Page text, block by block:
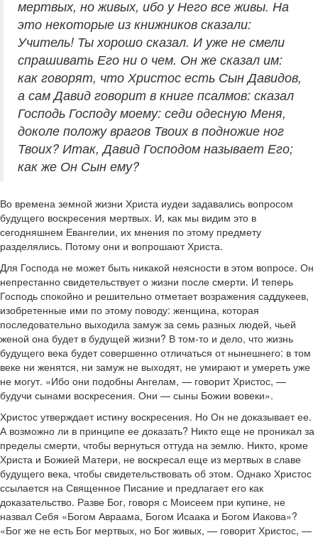
мертвых, но живых, ибо у Него все живы. На
это некоторые из книжников сказали:
Учитель! Ты хорошо сказал. И уже не смели
спрашивать Его ни о чем. Он же сказал им:
как говорят, что Христос есть Сын Давидов,
а сам Давид говорит в книге псалмов: сказал
Господь Господу моему: седи одесную Меня,
доколе положу врагов Твоих в подножие ног
Твоих? Итак, Давид Господом называет Его;
как же Он Сын ему?
Во времена земной жизни Христа иудеи задавались вопросом
будущего воскресения мертвых. И, как мы видим это в
сегодняшнем Евангелии, их мнения по этому предмету
разделялись. Потому они и вопрошают Христа.
Для Господа не может быть никакой неясности в этом вопросе. Он
непрестанно свидетельствует о жизни после смерти. И теперь
Господь спокойно и решительно отметает возражения саддукеев,
изобретенные ими по этому поводу: женщина, которая
последовательно выходила замуж за семь разных людей, чьей
женой она будет в будущей жизни? В том-то и дело, что жизнь
будущего века будет совершенно отличаться от нынешнего: в том
веке ни женятся, ни замуж не выходят, не умирают и умереть уже
не могут. «Ибо они подобны Ангелам, — говорит Христос, —
будучи сынами воскресения. Они — сыны Божии вовеки».
Христос утверждает истину воскресения. Но Он не доказывает ее.
А возможно ли в принципе ее доказать? Никто еще не проникал за
пределы смерти, чтобы вернуться оттуда на землю. Никто, кроме
Христа и Божией Матери, не воскресал еще из мертвых в славе
будущего века, чтобы свидетельствовать об этом. Однако Христос
ссылается на Священное Писание и предлагает его как
доказательство. Разве Бог, говоря с Моисеем при купине, не
назвал Себя «Богом Авраама, Богом Исаака и Богом Иакова»?
«Бог же не есть Бог мертвых, но Бог живых, — говорит Христос, —